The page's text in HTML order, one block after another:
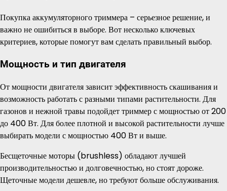
Покупка аккумуляторного триммера – серьезное решение, и
важно не ошибиться в выборе. Вот несколько ключевых
критериев, которые помогут вам сделать правильный выбор.
Мощность и тип двигателя
От мощности двигателя зависит эффективность скашивания и
возможность работать с разными типами растительности. Для
газонов и нежной травы подойдет триммер с мощностью от 200
до 400 Вт. Для более плотной и высокой растительности лучше
выбирать модели с мощностью 400 Вт и выше.
Бесщеточные моторы (brushless) обладают лучшей
производительностью и долговечностью, но стоят дороже.
Щеточные модели дешевле, но требуют больше обслуживания.